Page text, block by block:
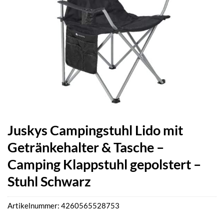
Juskys Campingstuhl Lido mit
Getränkehalter & Tasche –
Camping Klappstuhl gepolstert –
Stuhl Schwarz
Artikelnummer: 4260565528753